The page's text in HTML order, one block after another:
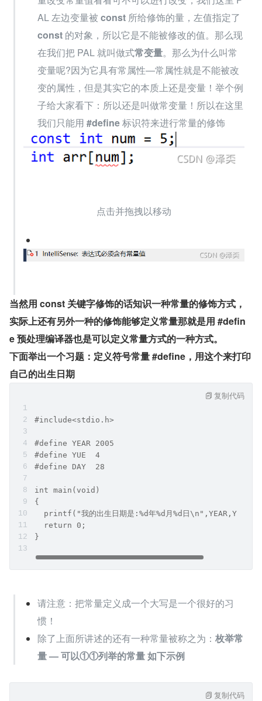
AL 左边变量被 const
const 的对象，所以它是不能被修改的值。那么现
在我们把 PAL 就叫做式常变量。那么为什么叫常
变量呢?因为它具有常属性—常属性就是不能被改
变的属性，但是其实它的本质上还是变量！举个例
子给大家看下：所以还是叫做常变量！所以在这里
我们只能用 #define 标识符来进行常量的修饰
点击并拖拽以移动
当然用 const 关键字修饰的话知识一种常量的修饰方式，
实际上还有另外一种的修饰能够定义常量那就是用 #defin
e 预处理编译器也是可以定义常量方式的一种方式。
下面举出一个习题：定义符号常量 #define，用这个来打印
自己的出生日期
#include<stdio.h>
#define YEAR 2005
#define YUE  4
#define DAY  28
int main(void)
{
printf("我的出生日期是:%d年%d月%d日
  return 0;
}
复制代码
请注意：把常量定义成一个大写是一个很好的习
惯！
除了上面所讲述的还有一种常量被称之为： 枚举常
量 — 可以①①列举的常量 如下示例
复制代码